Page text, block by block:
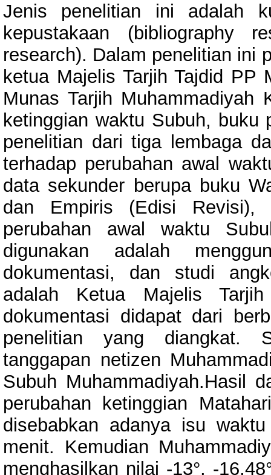
Jenis penelitian ini adalah
kepustakaan (bibliography
research). Dalam penelitian ini
ketua Majelis Tarjih Tajdid PP
Munas Tarjih Muhammadiyah
ketinggian waktu Subuh, buku
penelitian dari tiga lembaga
terhadap perubahan awal
data sekunder berupa buku
dan Empiris (Edisi Revisi),
perubahan awal waktu
digunakan adalah
dokumentasi, dan studi
adalah Ketua Majelis
dokumentasi didapat dari
penelitian yang diangkat.
tanggapan netizen
Subuh Muhammadiyah.Hasil
perubahan ketinggian
disebabkan adanya isu
menit. Kemudian
menghasilkan nilai -13°, -